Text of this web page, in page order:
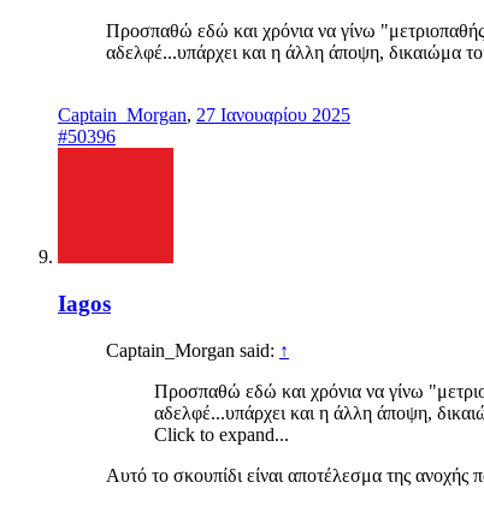
Προσπαθώ εδώ και χρόνια να γίνω
αδελφέ...υπάρχει και η άλλη άποψη, δικαιώμα
Captain_Morgan, 27 Ιανουαρίου 2025
#50396
Iagos
Captain_Morgan said: ↑
Προσπαθώ εδώ και χρόνια να γίνω
αδελφέ...υπάρχει και η άλλη άποψη,
Click to expand...
Αυτό το σκουπίδι είναι αποτέλεσμα της ανοχής